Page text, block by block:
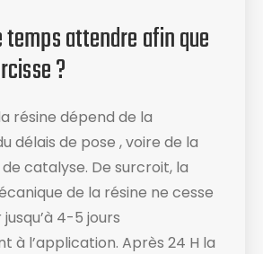
temps attendre afin que
?
résine dépend de la
délais de pose , voire de la
catalyse. De surcroit, la
de la résine ne cesse
4-5 jours
à l’application. Après 24 H la